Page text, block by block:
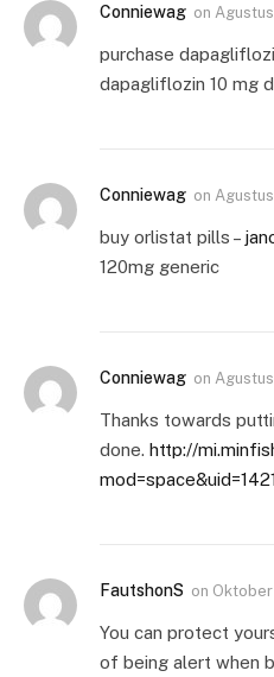
Conniewag on
purchase
dapagliflozin 10 mg
Conniewag on
buy orlistat pills –
120mg generic
Conniewag on
Thanks towards
done. http://
FautshonS on Oktober
You can protect
of being alert when